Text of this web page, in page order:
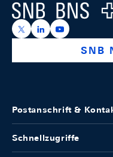
Logo
https://x.com/
https://https://
SNB
Postanschrift &
Schnellzugriffe